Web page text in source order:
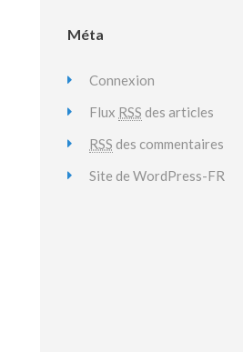
Méta
Connexion
Flux RSS des articles
RSS des commentaires
Site de WordPress-FR